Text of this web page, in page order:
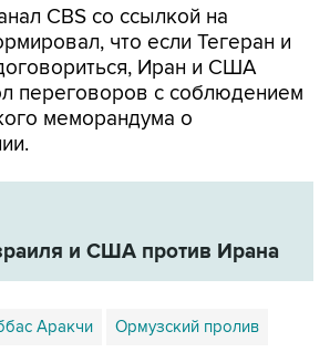
CBS со ссылкой на
что если Тегеран и
Иран и США
переговоров с соблюдением
меморандума о
и США против Ирана
Аракчи Ормузский пролив